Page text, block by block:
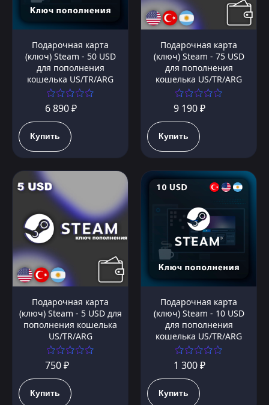
Подарочная карта
(ключ) Steam - 50 USD
для пополнения
кошелька US/TR/ARG
6 890 ₽
Купить
Подарочная карта
(ключ) Steam - 75 USD
для пополнения
кошелька US/TR/ARG
9 190 ₽
Купить
Подарочная карта
(ключ) Steam - 5 USD для
пополнения кошелька
US/TR/ARG
750 ₽
Купить
Подарочная карта
(ключ) Steam - 10 USD
для пополнения
кошелька US/TR/ARG
1 300 ₽
Купить